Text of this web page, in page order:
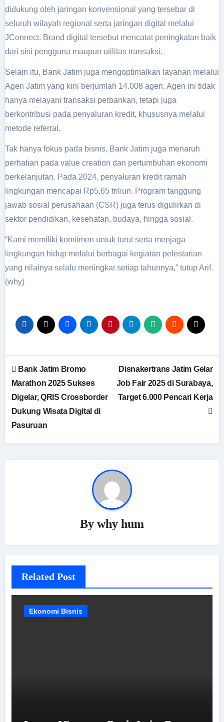
didukung oleh jaringan konvensional yang tersebar di
seluruh wilayah regional serta jaringan digital melalui
JConnect. Brand digital tersebut mencatat peningkatan baik
dari sisi pengguna maupun utilitas transaksi.
Selain itu, Bank Jatim juga mengoptimalkan layanan melalui
Agen Jatim yang kini berjumlah 14.008 agen. Agen ini tidak
hanya melayani transaksi perbankan, tetapi juga
berkontribusi pada penyaluran kredit, khususnya melalui
metode referral.
Tak hanya fokus pada bisnis, Bank Jatim juga menaruh
perhatian pada value creation dan pertumbuhan ekonomi
berkelanjutan. Pada 2024, penyaluran kredit ramah
lingkungan mencapai Rp5,65 triliun. Program tanggung
jawab sosial perusahaan (CSR) juga terus digulirkan di
sektor pendidikan, kesehatan, budaya, hingga sosial.
“Kami memiliki komitmen untuk turut serta menjaga
lingkungan hidup melalui berbagai kegiatan pelestarian
yang nilainya selalu meningkat setiap tahunnya,” tutup Arif.
(why)
Navigasi
pos
Bank Jatim Bromo
Marathon 2025 Sukses
Digelar, QRIS Crossborder
Dukung Wisata Digital di
Pasuruan
Disnakertrans Jatim Gelar
Job Fair 2025 di Surabaya,
Target 6.000 Pencari Kerja
By why hum
Related Post
Ekonomi Bisnis